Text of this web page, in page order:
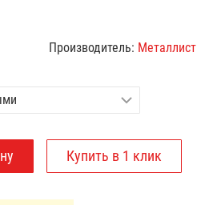
Производитель: Металлист